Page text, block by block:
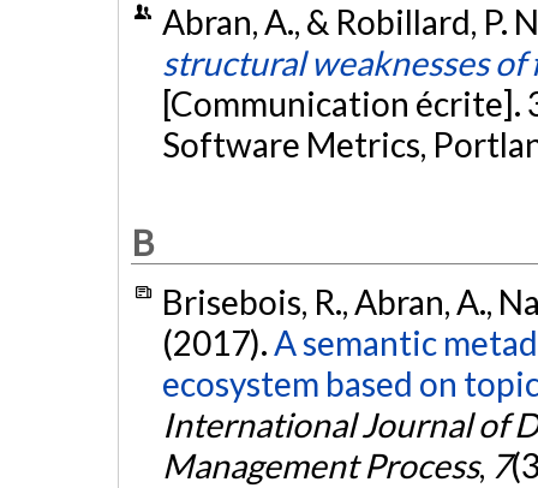
Abran, A., & Robillard, P.
structural weaknesses
[Communication écrite].
Software Metrics,
B
Brisebois, R., Abran, A.,
(2017).A semantic
ecosystem based on
International Journal of
Management Process, 7